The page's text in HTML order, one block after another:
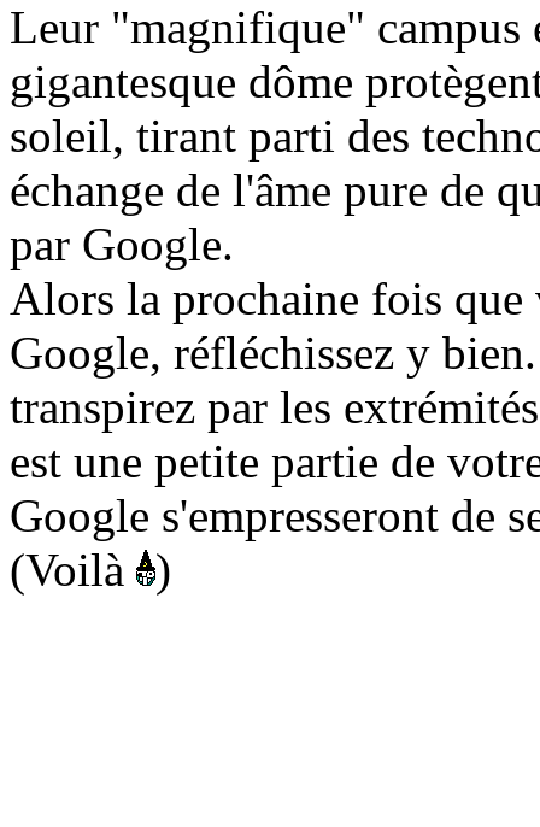
Leur "magnifique" campus
gigantesque dôme
soleil, tirant parti des
échange de l'âme pure de
par Google.
Alors la prochaine fois que
Google, réfléchissez y
transpirez par les
est une petite partie de
Google s'empresseront de
(Voilà
)